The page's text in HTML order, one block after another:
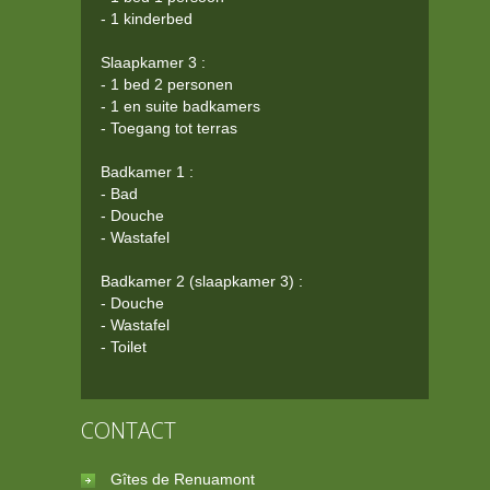
- 1 kinderbed
Slaapkamer 3 :
- 1 bed 2 personen
- 1 en suite badkamers
- Toegang tot terras
Badkamer 1 :
- Bad
- Douche
- Wastafel
Badkamer 2 (slaapkamer 3) :
- Douche
- Wastafel
- Toilet
CONTACT
Gîtes de Renuamont